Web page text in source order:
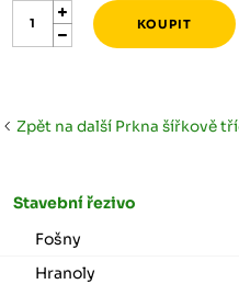
Zpět na další Prkna šířkově
Stavební řezivo
Fošny
Hranoly